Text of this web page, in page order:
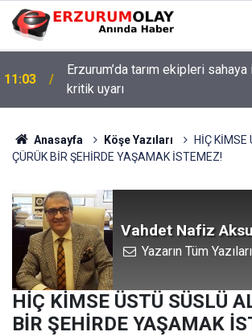
11:03
Erzurum’da tarım ekipleri
kritik uyarı
Anasayfa Köşe Yazıları
HİÇ KİMSE
ÇÜRÜK BİR ŞEHİRDE YAŞAMAK İSTEMEZ!
Vahdet Nafiz
Yazarın Tüm
HİÇ KİMSE ÜSTÜ SÜSLÜ
BİR ŞEHİRDE YAŞAMAK